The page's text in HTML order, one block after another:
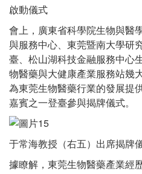
啟動儀式
會上，廣東省科學院生物與醫
與服務中心、東莞暨南大學研
臺、松山湖科技金融服務中心
物醫藥與大健康產業服務站幾
為東莞生物醫藥行業的發展提
嘉賓之一登臺參與揭牌儀式。
于常海教授（右五）出席揭牌
據瞭解，東莞生物醫藥產業經